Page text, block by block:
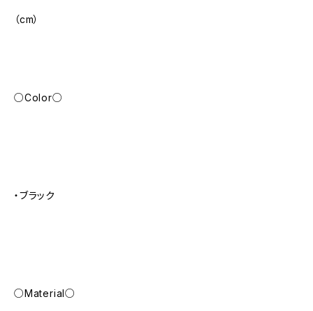
（cm）
○Color○
・ブラック
○Material○